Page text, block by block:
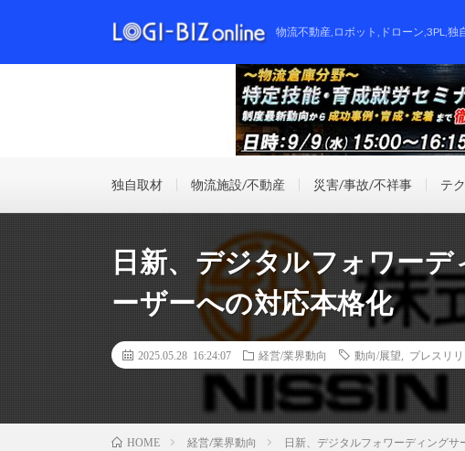
物流不動産,ロボット,ドローン,3PL,
独自取材 物流施設/不動産 災害/事故/不祥事 テ
日新、デジタルフォワー
ーザーへの対応本格化
2025.05.28 16:24:07 経営/業界動向 動向/展望 プレスリ
HOME 経営/業界動向 日新、デジタルフォワーディング